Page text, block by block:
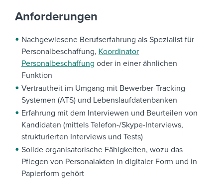
Anforderungen
Nachgewiesene Berufserfahrung als Spezialist für
Personalbeschaffung, Koordinator
Personalbeschaffung oder in einer ähnlichen
Funktion
Vertrautheit im Umgang mit Bewerber-Tracking-
Systemen (ATS) und Lebenslaufdatenbanken
Erfahrung mit dem Interviewen und Beurteilen von
Kandidaten (mittels Telefon-/Skype-Interviews,
strukturierten Interviews und Tests)
Solide organisatorische Fähigkeiten, wozu das
Pflegen von Personalakten in digitaler Form und in
Papierform gehört